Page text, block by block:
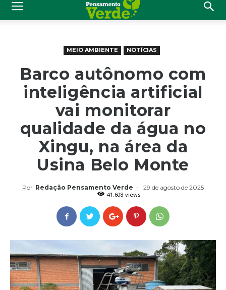
MEIO AMBIENTE NOTÍCIAS
Barco autônomo com
inteligência artificial
vai monitorar
qualidade da água no
Xingu, na área da
Usina Belo Monte
Por Redação Pensamento Verde -
29 de agosto de 2025
41.608 views